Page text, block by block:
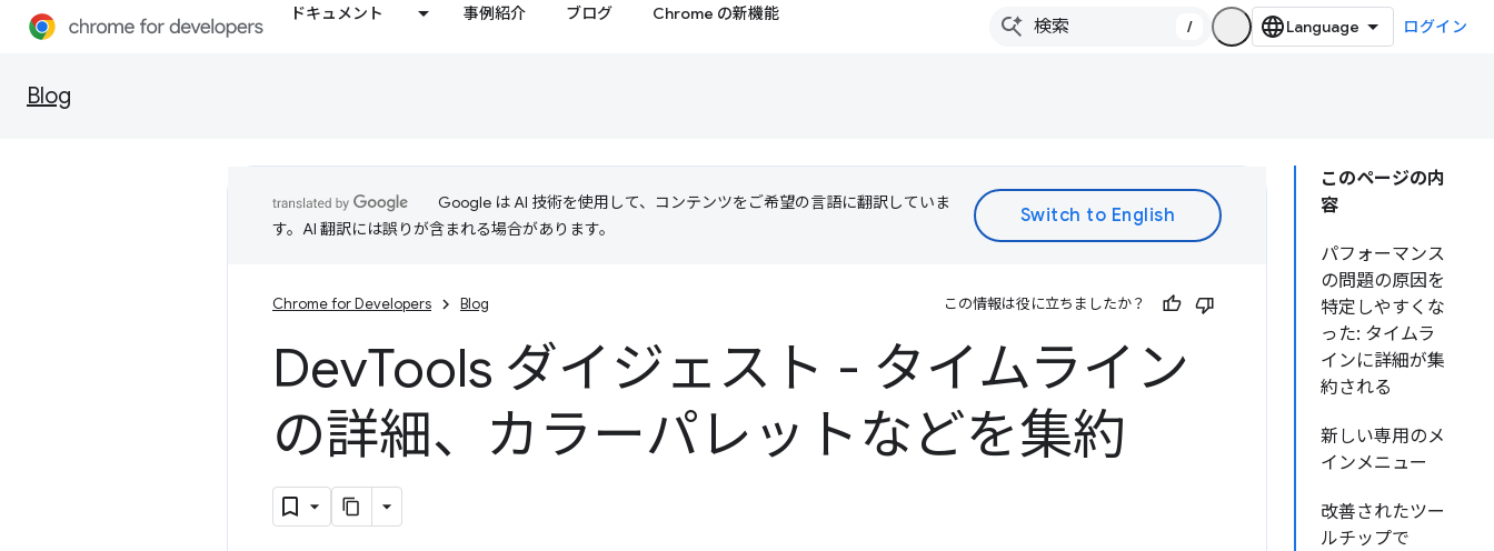
ドキュメント 事例紹介 ブログ Chrome の新機能
/ ログイン
Blog
このページの内
容
パフォーマンス
の問題の原因を
特定しやすくな
った: タイムラ
インに詳細が集
約される
新しい専用のメ
インメニュー
改善されたツー
ルチップで
Google は AI 技術を使用して、コンテンツをご希望の言語に翻訳していま
す。AI 翻訳には誤りが含まれる場合があります。
Chrome for Developers Blog この情報は役に立ちましたか？
DevTools ダイジェスト - タイムライン
の詳細、カラーパレットなどを集約